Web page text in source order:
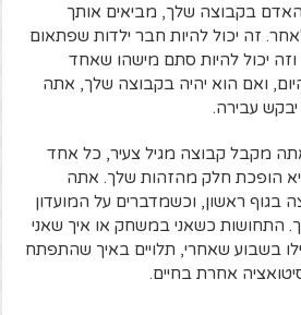
בקבוצה שלך, מביאים אותך
זה יכול להיות חבר ילדות שפתאום
יכול להיות סתם מישהו שאחד
ואם הוא יהיה בקבוצה שלך, אתה
עבירה.
מקבל קבוצה מגיל צעיר, כל אחד
הופכת חלק מהזהות שלך. אתה
בגוף ראשון, וכשמדברים על המועדון
התחושות כשאני במשחק או איך שאני
בשבוע שאחרי, תלויים באיך שהתפתח
אחרת בחיים.